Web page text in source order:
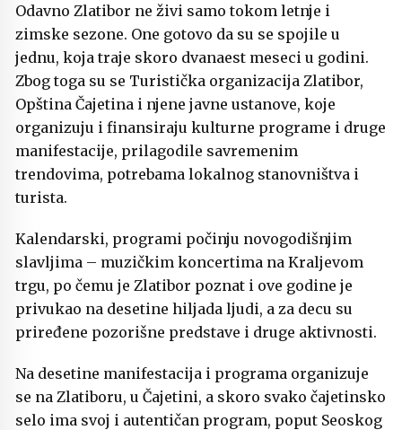
Odavno Zlatibor ne živi samo tokom letnje i
zimske sezone. One gotovo da su se spojile u
jednu, koja traje skoro dvanaest meseci u godini.
Zbog toga su se Turistička organizacija Zlatibor,
Opština Čajetina i njene javne ustanove, koje
organizuju i finansiraju kulturne programe i druge
manifestacije, prilagodile savremenim
trendovima, potrebama lokalnog stanovništva i
turista.
Kalendarski, programi počinju novogodišnjim
slavljima – muzičkim koncertima na Kraljevom
trgu, po čemu je Zlatibor poznat i ove godine je
privukao na desetine hiljada ljudi, a za decu su
priređene pozorišne predstave i druge aktivnosti.
Na desetine manifestacija i programa organizuje
se na Zlatiboru, u Čajetini, a skoro svako čajetinsko
selo ima svoj i autentičan program, poput Seoskog